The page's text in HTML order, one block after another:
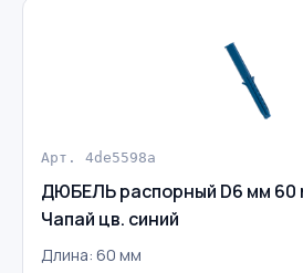
Арт. 4de5598a
ДЮБЕЛЬ распорный D6 мм 60
Чапай цв. синий
Длина: 60 мм